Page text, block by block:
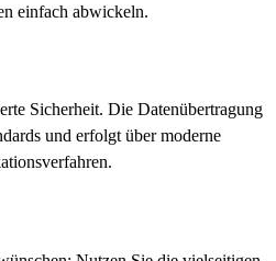
einfach abwickeln.
Sicherheit. Die Datenübertragung
und erfolgt über moderne